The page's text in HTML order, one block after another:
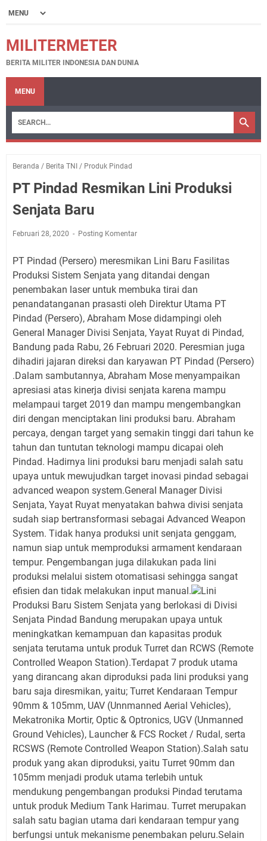
MILITERMETER
BERITA MILITER INDONESIA DAN DUNIA
MENU
Beranda / Berita TNI / Produk Pindad
PT Pindad Resmikan Lini Produksi
Senjata Baru
Februari 28, 2020 Posting Komentar
PT Pindad (Persero) meresmikan Lini Baru Fasilitas
Produksi Sistem Senjata yang ditandai dengan
penembakan laser untuk membuka tirai dan
penandatanganan prasasti oleh Direktur Utama PT
Pindad (Persero), Abraham Mose didampingi oleh
General Manager Divisi Senjata, Yayat Ruyat di Pindad,
Bandung pada Rabu, 26 Februari 2020. Peresmian juga
dihadiri jajaran direksi dan karyawan PT Pindad (Persero)
.Dalam sambutannya, Abraham Mose menyampaikan
apresiasi atas kinerja divisi senjata karena mampu
melampaui target 2019 dan mampu mengembangkan
diri dengan menciptakan lini produksi baru. Abraham
percaya, dengan target yang semakin tinggi dari tahun ke
tahun dan tuntutan teknologi mampu dicapai oleh
Pindad. Hadirnya lini produksi baru menjadi salah satu
upaya untuk mewujudkan target inovasi pindad sebagai
advanced weapon system.General Manager Divisi
Senjata, Yayat Ruyat menyatakan bahwa divisi senjata
sudah siap bertransformasi sebagai Advanced Weapon
System. Tidak hanya produksi unit senjata genggam,
namun siap untuk memproduksi armament kendaraan
tempur. Pengembangan juga dilakukan pada lini
produksi melalui sistem otomatisasi sehingga sangat
efisien dan tidak melakukan input manual.
Lini
Produksi Baru Sistem Senjata yang berlokasi di Divisi
Senjata Pindad Bandung merupakan upaya untuk
meningkatkan kemampuan dan kapasitas produk
senjata terutama untuk produk Turret dan RCWS (Remote
Controlled Weapon Station).Terdapat 7 produk utama
yang dirancang akan diproduksi pada lini produksi yang
baru saja diresmikan, yaitu; Turret Kendaraan Tempur
90mm & 105mm, UAV (Unnmanned Aerial Vehicles),
Mekatronika Mortir, Optic & Optronics, UGV (Unmanned
Ground Vehicles), Launcher & FCS Rocket / Rudal, serta
RCSWS (Remote Controlled Weapon Station).Salah satu
produk yang akan diproduksi, yaitu Turret 90mm dan
105mm menjadi produk utama terlebih untuk
mendukung pengembangan produksi Pindad terutama
untuk produk Medium Tank Harimau. Turret merupakan
salah satu bagian utama dari kendaraan tempur yang
berfungsi untuk mekanisme penembakan peluru.Selain